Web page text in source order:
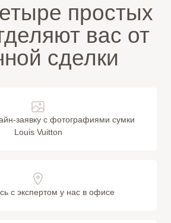
простых
вас от
сделки
заявку с фотографиями сумки
Louis Vuitton
с экспертом у нас в офисе